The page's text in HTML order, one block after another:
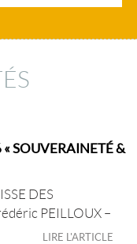
SOUVERAINETÉ &
DES
PEILLOUX –
LIRE L'ARTICLE